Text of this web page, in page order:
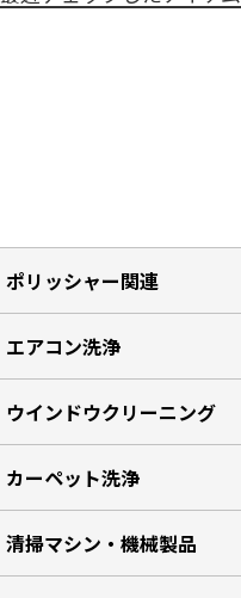
ポリッシャー関連
エアコン洗浄
ウインドウクリーニング
カーペット洗浄
清掃マシン・機械製品